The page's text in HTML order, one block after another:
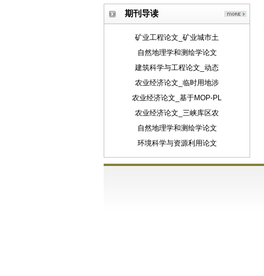
期刊导读
矿业工程论文_矿业城市土
自然地理学和测绘学论文
建筑科学与工程论文_动态
农业经济论文_临时用地涉
农业经济论文_基于MOP-PL
农业经济论文_三峡库区农
自然地理学和测绘学论文
环境科学与资源利用论文